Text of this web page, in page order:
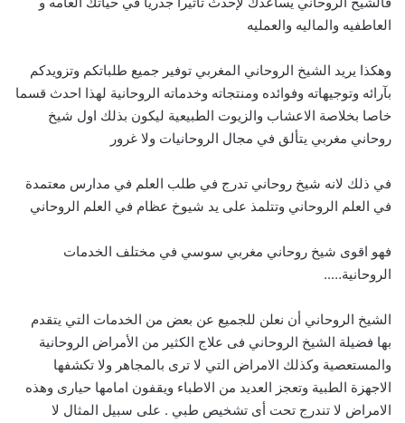
العاطفيه والماليه والعمليه
وهكذا يريد الشيخ الروحاني المغربي توفير جميع طلباتكم وتزويدكم
بآرائه وتوجيهاته وفوائده ومنتجاته وخدماته الروحانية لهذا احدث قسما
خاصا بخلاصة الاعشاب والزيوت الطبيعية ليكون بذلك اول شيخ
روحاني مغربي يتألق في مجال الروحانيات ولا غرور
في ذلك لانه شيخ روحاني تدرج في طلب العلم في مدارس معتمدة
في العلم الروحاني وتتلمذ على يد شيوخ عظام في العلم الروحاني
فهو اقوى شيخ روحاني مغربي سوسي في مختلف الخدمات
الروحانية…..
الشيخ الروحاني أن نعلن للجميع عن بعض من الخدمات التي يتقدم
بها فضيلة الشيخ الروحاني فى علاج الكثير من الأمراض الروحانية
والمستعصية وكذلك الامراض التي لا ترى بالمجاهر ولا تكشفها
الاجهزة الطبية وتعجز العديد من الاطباء ويقفون امامها حيارى وهذه
الامراض لا تندرج تحت أى تشخيص طبي . على سبيل المثال لا